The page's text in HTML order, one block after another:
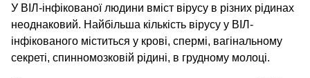
У ВІЛ-інфікованої людини вміст вірусу в різних рідинах
неоднаковий. Найбільша кількість вірусу у ВІЛ-
інфікованого міститься у крові, спермі, вагінальному
секреті, спинномозковій рідині, в грудному молоці.